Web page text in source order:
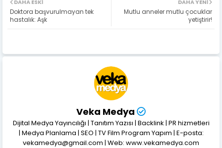
DAHA YENI
Mutlu anneler mutlu çocuklar
yetiştirir!
DAHA ESKI
Doktora başvurulmayan tek
hastalık: Aşk
Veka Medya
Dijital Medya Yayıncılığı | Tanıtım Yazısı | Backlink | PR hizmetleri
| Medya Planlama | SEO | TV Film Program Yapım | E-posta:
vekamedya@gmail.com | Web: www.vekamedya.com